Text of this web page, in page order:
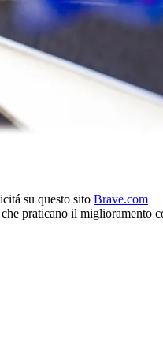
su questo sito Brave.com
praticano il miglioramento